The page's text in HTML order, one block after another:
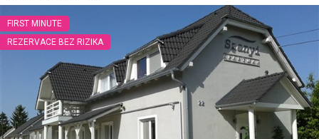
FIRST MINUTE
REZERVACE BEZ RIZIKA